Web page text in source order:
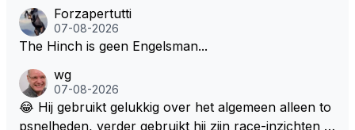
Forzapertutti
07-08-2026
The Hinch is geen Engelsman...
wg
07-08-2026
😂 Hij gebruikt gelukkig over het algemeen alleen to
psnelheden, verder gebruikt hij zijn race-inzichten q